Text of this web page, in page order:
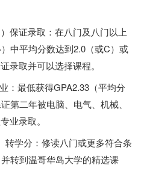
保证录取：在八门及八门以上
中平均分数达到2.0（或C）或
录取并可以选择课程。
：最低获得GPA2.33（平均分
第二年被电脑、电气、机械、
业录取。
转学分：修读八门或更多符合条
转到温哥华岛大学的精选课